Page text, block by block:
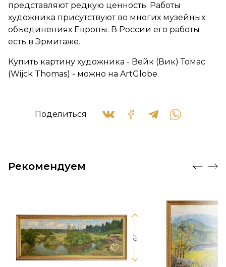
представляют редкую ценность. Работы
художника присутствуют во многих музейных
объединениях Европы. В России его работы
есть в Эрмитаже.
Купить картину художника - Вейк (Вик) Томас
(Wijck Thomas) - можно на ArtGlobe.
Поделиться
Рекомендуем
64